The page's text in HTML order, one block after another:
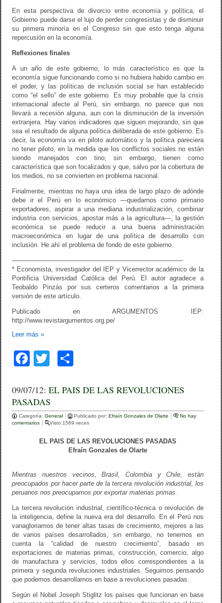
En esta perspectiva de divorcio entre economía y política, el
Gobierno puede darse el lujo de perder congresistas y de disminuir
su primera minoría en el Congreso sin que esto tenga alguna
repercusión en la economía.
Reflexiones finales
A un año de este gobierno, lo más característico es que la
economía sigue funcionando como si no hubiera habido cambio en
el poder, y las políticas de inclusión social se han establecido
como “el sello” de este gobierno. Es muy probable que la crisis
internacional afecte al Perú, sin embargo, no parece que nos
llevará a recesión alguna, aun con la disminución de la inversión
extranjera. Hay varios indicadores que siguen mejorando, sin que
sea el resultado de alguna política deliberada de este gobierno. Es
decir, la economía va en piloto automático y la política pareciera
no tener piloto, en la medida que los conflictos sociales no están
siendo manejados con tino; sin embargo, tienen como
característica que son focalizados y que, salvo por la cobertura de
los medios, no se convierten en problema nacional.
Finalmente, mientras no haya una idea de largo plazo de adónde
debe ir el Perú en lo económico —quedarnos como primario
exportadores, aspirar a una mediana industrialización, combinar
industria con servicios, apostar más a la agricultura—, la gestión
económica se puede reducir a una buena administración
macroeconómica en lugar de una política de desarrollo con
inclusión. He ahí el problema de fondo de este gobierno.
——————————————————————————–
* Economista, investigador del IEP y Vicerrector académico de la
Pontificia Universidad Católica del Perú. El autor agradece a
Teobaldo Pinzás por sus certeros comentarios a la primera
versión de este artículo.
Publicado en ARGUMENTOS IEP:
http://www.revistargumentos.org.pe/
Leer más»
F
c
e
b
k
T
tt
er
m
p
ar
tir
09/07/12:EL PAIS DE LAS REVOLUCIONES
PASADAS
Categoría:General Publicado por:Efraín Gonzales de Olarte
No hay
comentarios
Visto:1569 veces
EL PAIS DE LAS REVOLUCIONES PASADAS
Efraín Gonzales de Olarte
Mientras nuestros vecinos, Brasil, Colombia y Chile, están
preocupados por hacer parte de la tercera revolución industrial, los
peruanos nos preocupamos por exportar materias primas.
La tercera revolución industrial, científico-técnica o revolución de
la inteligencia, define la nueva era del desarrollo. En el Perú nos
vanagloriamos de tener altas tasas de crecimiento, mejores a las
de varios países desarrollados, sin embargo, no tenemos en
cuenta la “calidad de nuestro crecimiento”, basado en
exportaciones de materias primas, construcción, comercio, algo
de manufactura y servicios, todos ellos correspondientes a la
primera y segunda revoluciones industriales. Seguimos pensando
que podemos desarrollarnos en base a revoluciones pasadas.
Según el Nobel Joseph Stiglitz los países que funcionan en base